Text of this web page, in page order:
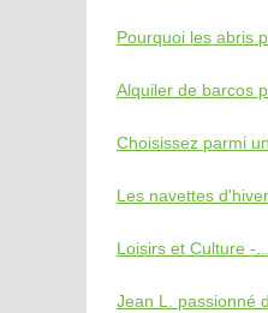
Pourquoi les abris
Alquiler de barcos
Choisissez parmi
Les navettes
Loisirs et Culture -...
Jean L. passionné